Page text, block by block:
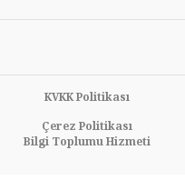
KVKK Politikası
Çerez Politikası
Bilgi Toplumu Hizmeti